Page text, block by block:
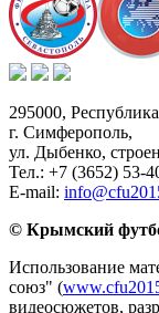
295000,
г. Симферополь,
ул. Дыбенко,
Тел.: +7 (3652) 53-
E-mail:
© Крымский
Использование
союз" (
видеосюжетов,